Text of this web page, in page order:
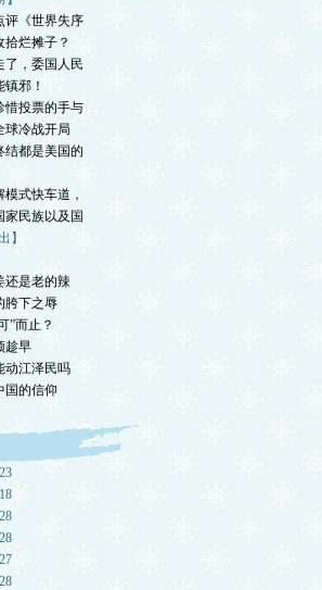
评《世界失序
拾烂摊子？
了，委国人民
邪！
惜投票的手与
球冷战开局
结都是美国的
式快车道，
家民族以及国
】
还是老的辣
胯下之辱
”而止？
趁早
动江泽民吗
国的信仰